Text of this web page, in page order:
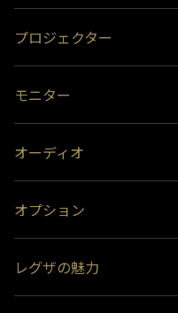
プロジェクター
モニター
オーディオ
オプション
レグザの魅力